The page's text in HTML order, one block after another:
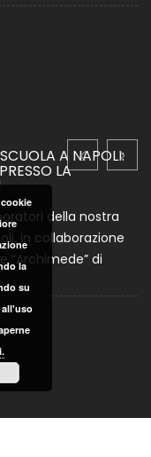
A NAPOLI:
LA
della nostra
in collaborazione
“Archimede” di
la
su